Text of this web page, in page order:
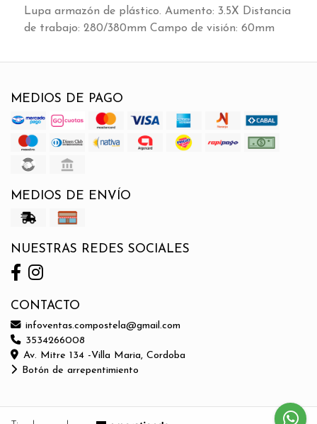
Lupa armazón de plástico. Aumento: 3.5X Distancia
de trabajo: 280/380mm Campo de visión: 60mm
MEDIOS DE PAGO
MEDIOS DE ENVÍO
NUESTRAS REDES SOCIALES
CONTACTO
infoventas.compostela@gmail.com
3534266008
Av. Mitre 134 -Villa Maria, Cordoba
Botón de arrepentimiento